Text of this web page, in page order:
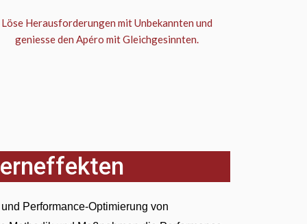
Löse Herausforderungen mit Unbekannten und
geniesse den Apéro mit Gleichgesinnten.
Performance-Optimierung von